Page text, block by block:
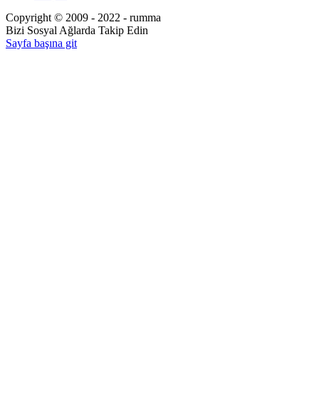
Copyright © 2009 - 2022 - rumma
Bizi Sosyal Ağlarda Takip Edin
Sayfa başına git